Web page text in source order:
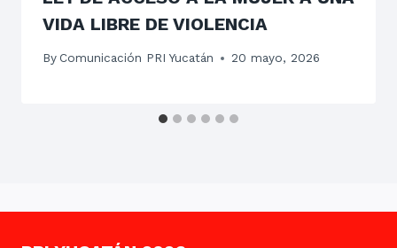
VIDA LIBRE DE VIOLENCIA
By Comunicación PRI Yucatán 20 mayo, 2026